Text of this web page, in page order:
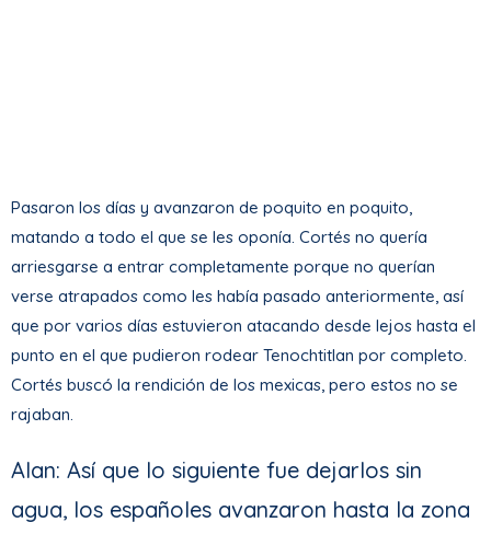
Pasaron los días y avanzaron de poquito en poquito,
matando a todo el que se les oponía. Cortés no quería
arriesgarse a entrar completamente porque no querían
verse atrapados como les había pasado anteriormente, así
que por varios días estuvieron atacando desde lejos hasta el
punto en el que pudieron rodear Tenochtitlan por completo.
Cortés buscó la rendición de los mexicas, pero estos no se
rajaban.
Alan: Así que lo siguiente fue dejarlos sin
agua, los españoles avanzaron hasta la zona